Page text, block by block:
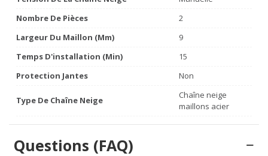
Nombre De Pièces
2
Largeur Du Maillon (mm)
9
Temps D'installation (min)
15
Protection Jantes
Non
Type De Chaîne Neige
Chaîne neige
maillons acier
Questions (FAQ)